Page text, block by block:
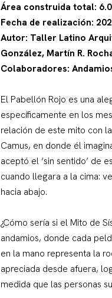
Área construida total:
Fecha de realización:
Autor: Taller Latino
González, Martín R.
Colaboradores:
El Pabellón Rojo es una
específicamente en los
relación de este mito con
Camus, en donde él
aceptó el ‘sin sentido’ de
cuando llegara a la cima:
hacia abajo.
¿Cómo sería si el Mito de
andamios, donde cada
en la mano representa la
apreciada desde afuera,
medida que las personas